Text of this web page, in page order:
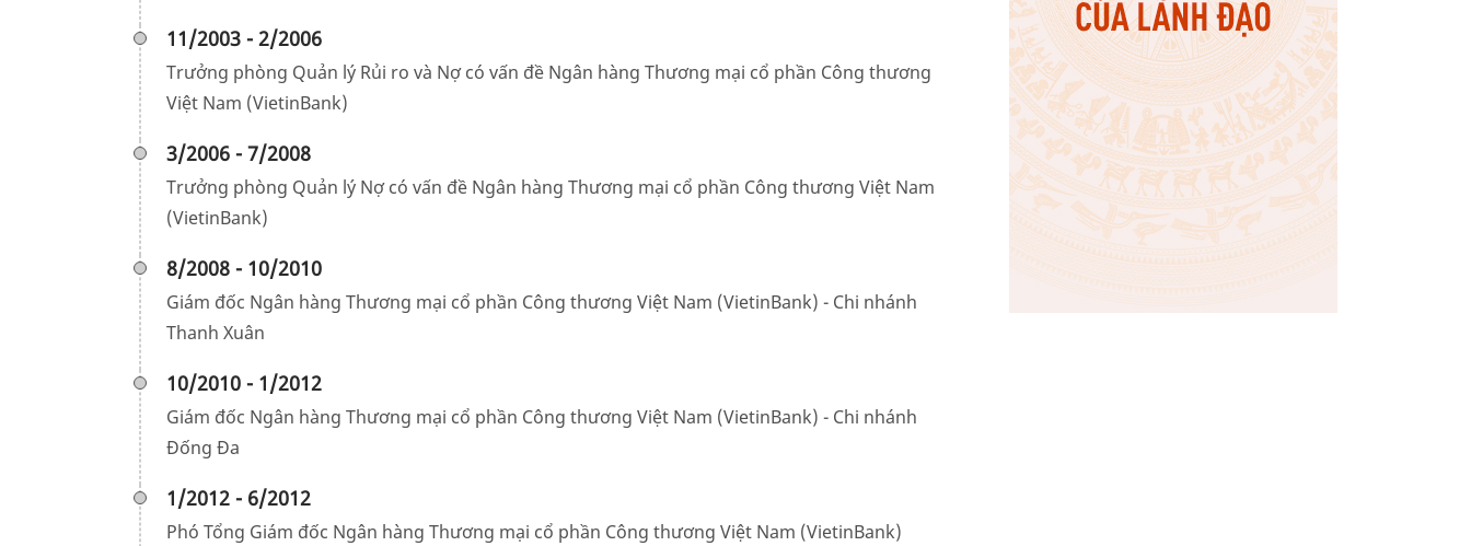
11/2003 - 2/2006
Trưởng phòng Quản lý Rủi ro và Nợ có vấn đề Ngân hàng Thương mại cổ phần Công thương
Việt Nam (VietinBank)
3/2006 - 7/2008
Trưởng phòng Quản lý Nợ có vấn đề Ngân hàng Thương mại cổ phần Công thương Việt Nam
(VietinBank)
8/2008 - 10/2010
Giám đốc Ngân hàng Thương mại cổ phần Công thương Việt Nam (VietinBank) - Chi nhánh
Thanh Xuân
10/2010 - 1/2012
Giám đốc Ngân hàng Thương mại cổ phần Công thương Việt Nam (VietinBank) - Chi nhánh
Đống Đa
1/2012 - 6/2012
Phó Tổng Giám đốc Ngân hàng Thương mại cổ phần Công thương Việt Nam (VietinBank)